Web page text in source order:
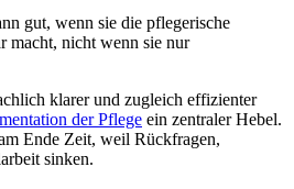
gut, wenn sie die pflegerische
macht, nicht wenn sie nur
klarer und zugleich effizienter
der Pflege ein zentraler Hebel.
Ende Zeit, weil Rückfragen,
sinken.